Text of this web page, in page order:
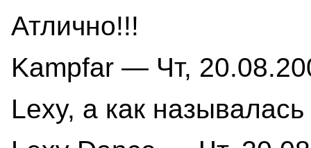
Атлично!!!
Kampfar — Чт,
Lexy, а как